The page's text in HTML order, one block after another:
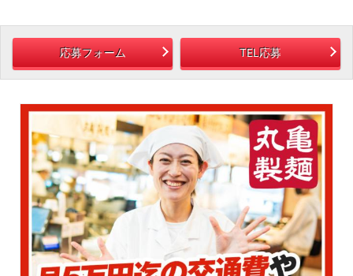
応募フォーム TEL応募